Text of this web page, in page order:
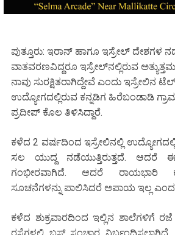
ಪುತ್ತೂರು: ಇರಾನ್ ಹಾಗೂ ಇಸ್ರೇಲ್ ದೇಶಗಳ
ವಾತವರಣವಿದ್ದರೂ ಇಸ್ರೇಲ್‌ನಲ್ಲಿರುವ
ನಾವು ಸುರಕ್ಷಿತರಾಗಿದ್ದೇವೆ ಎಂದು ಇಸ್ರೇಲಿನ
ಉದ್ಯೋಗದಲ್ಲಿರುವ ಕನ್ನಡಿಗ ಹಿರೆಬಂಡಾಡಿ
ಪ್ರದೀಪ್ ಕೊಲ ತಿಳಿಸಿದ್ದಾರೆ.
ಕಳೆದ 2 ವರ್ಷದಿಂದ ಇಸ್ರೇಲಿನಲ್ಲಿ
ಸಲ ಯುದ್ದ ನಡೆಯುತ್ತಿರುತ್ತದೆ. ಆದರೆ ಈ
ಗಂಭೀರವಾಗಿದೆ. ಆದರೆ ರಾಯಭಾರಿ
ಸೂಚನೆಗಳನ್ನು ಪಾಲಿಸಿದರೆ ಅಪಾಯ ಇಲ್ಲ
ಕಳೆದ ಶುಕ್ರವಾರದಿಂದ ಇಲ್ಲಿನ ಶಾಲೆಗಳಿಗೆ